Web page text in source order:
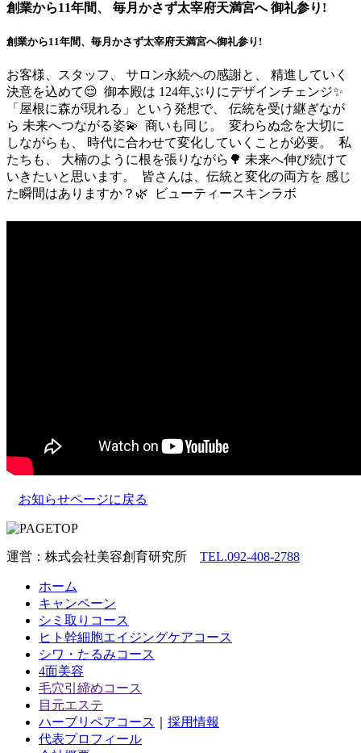
創業から11年間、 毎月かさず太宰府天満宮へ 御礼参り!
創業から11年間、毎月かさず太宰府天満宮へ御礼参り!
お客様、スタッフ、 サロン永続への感謝と、 精進していく
決意を込めて😌 ⁡ 御本殿は 124年ぶりにデザインチェンジ✨ ⁡
「屋根に森が現れる」という発想で、 伝統を受け継ぎなが
ら 未来へつながる姿💫 ⁡ 商いも同じ。 ⁡ 変わらぬ念を大切に
しながらも、 時代に合わせて変化していくことが必要。 ⁡ 私
たちも、 大楠のように根を張りながら🌳 未来へ伸び続けて
いきたいと思います。 ⁡ 皆さんは、伝統と変化の両方を 感じ
た瞬間はありますか？🌿 ⁡ ビューティースキンラボ
お知らせページに戻る
運営：株式会社美容創育研究所 TEL.092-408-2788
ホーム
キャンペーン
シミ取りコース
ヒト幹細胞エイジングケアコース
シワ・たるみコース
4面美容
毛穴引締めコース
目元エステ
ハーブリペアコース
採用情報
代表プロフィール